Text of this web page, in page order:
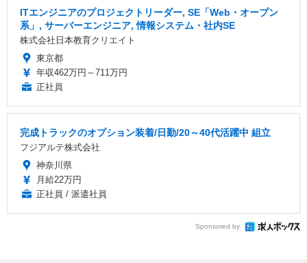
ITエンジニアのプロジェクトリーダー, SE「Web・オープン
系」, サーバーエンジニア, 情報システム・社内SE
株式会社日本教育クリエイト
東京都
年収462万円～711万円
正社員
完成トラックのオプション装着/日勤/20～40代活躍中 組立
フジアルテ株式会社
神奈川県
月給22万円
正社員 / 派遣社員
Sponsored by